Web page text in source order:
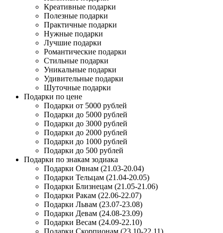
Креативные подарки
Полезные подарки
Практичные подарки
Нужные подарки
Лучшие подарки
Романтические подарки
Стильные подарки
Уникальные подарки
Удивительные подарки
Шуточные подарки
Подарки по цене
Подарки от 5000 рублей
Подарки до 5000 рублей
Подарки до 3000 рублей
Подарки до 2000 рублей
Подарки до 1000 рублей
Подарки до 500 рублей
Подарки по знакам зодиака
Подарки Овнам (21.03-20.04)
Подарки Тельцам (21.04-20.05)
Подарки Близнецам (21.05-21.06)
Подарки Ракам (22.06-22.07)
Подарки Львам (23.07-23.08)
Подарки Девам (24.08-23.09)
Подарки Весам (24.09-22.10)
Подарки Скорпионам (23.10-22.11)